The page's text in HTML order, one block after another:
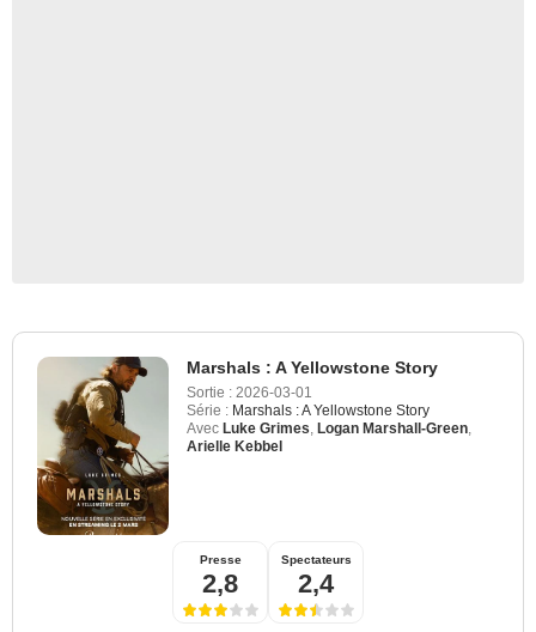
Marshals : A Yellowstone Story
Sortie : 2026-03-01
Série : Marshals : A Yellowstone Story
Avec Luke Grimes Logan Marshall-Green
Arielle Kebbel
Presse
2,8
Spectateurs
2,4